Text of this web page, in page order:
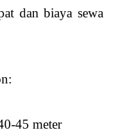
dan biaya sewa
45 meter